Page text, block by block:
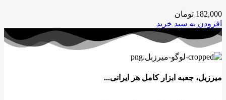
182,000 تومان
افزودن به سبد خرید
میرزبل، جعبه ابزار کامل هر ایرانی...